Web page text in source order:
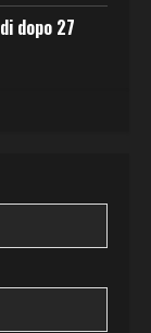
dopo 27